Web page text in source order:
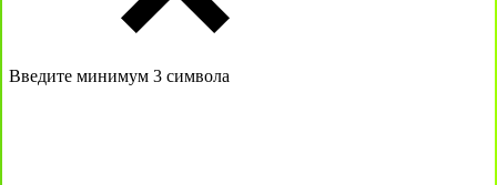
Введите минимум 3 символа